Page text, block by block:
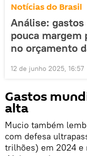
Notícias do Brasil
Análise:
pouca margem
no orçamento
12 de junho 2025, 16:57
Gastos
alta
Mucio também
com defesa
trilhões) em 2024 e